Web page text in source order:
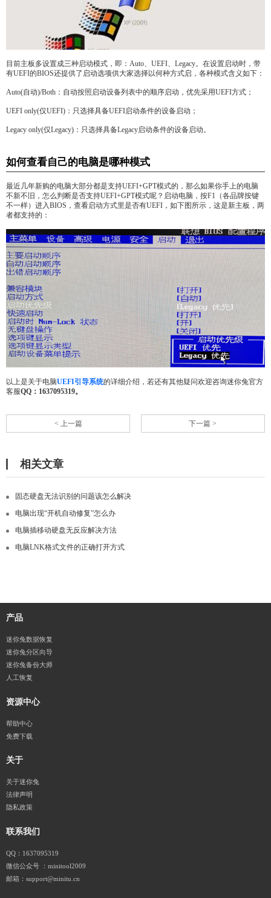
目前主板多设置成三种启动模式，即：Auto、UEFI、Legacy。在设置启动时，带
有UEFI的BIOS还提供了启动选项供大家选择以何种方式启，各种模式含义如下：
Auto(自动)/Both：自动按照启动设备列表中的顺序启动，优先采用UEFI方式；
UEFI only(仅UEFI)：只选择具备UEFI启动条件的设备启动；
Legacy only(仅Legacy)：只选择具备Legacy启动条件的设备启动。
如何查看自己的电脑是哪种模式
最近几年新购的电脑大部分都是支持UEFI+GPT模式的，那么如果你手上的电脑
不新不旧，怎么判断是否支持UEFI+GPT模式呢？启动电脑，按F1（各品牌按键
不一样）进入BIOS，查看启动方式里是否有UEFI，如下图所示，这是新主板，两
者都支持的：
以上是关于电脑UEFI引导系统的详细介绍，若还有其他疑问欢迎咨询迷你兔官方
客服QQ：1637095319。
< 上一篇 下一篇 >
相关文章
固态硬盘无法识别的问题该怎么解决
电脑出现“开机自动修复”怎么办
电脑插移动硬盘无反应解决方法
电脑LNK格式文件的正确打开方式
产品
迷你兔数据恢复
迷你兔分区向导
迷你兔备份大师
人工恢复
资源中心
帮助中心
免费下载
关于
关于迷你兔
法律声明
隐私政策
联系我们
QQ：1637095319
微信公众号 ：minitool2009
邮箱：support@minitu.cn